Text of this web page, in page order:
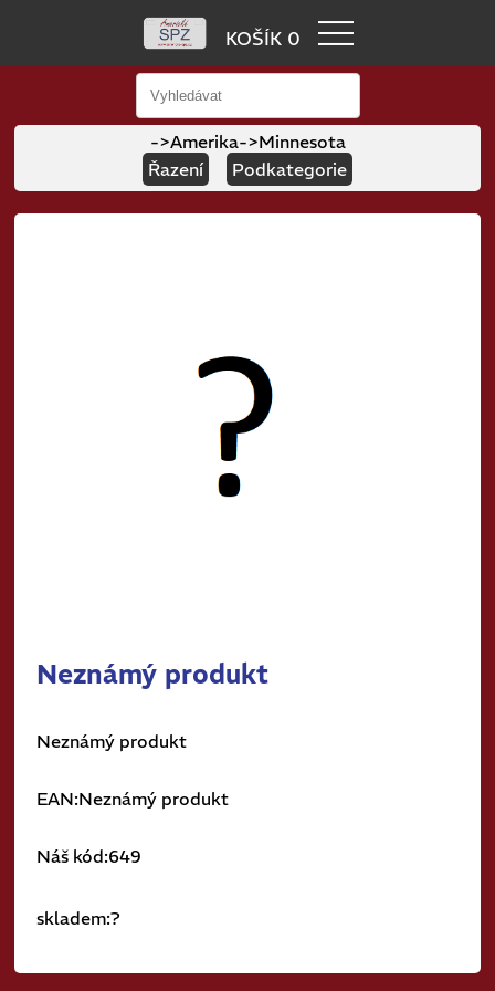
KOŠÍK 0
->Minnesota
->Amerika
Řazení
Podkategorie
Neznámý produkt
Neznámý produkt
EAN:Neznámý produkt
Náš kód:649
skladem:?